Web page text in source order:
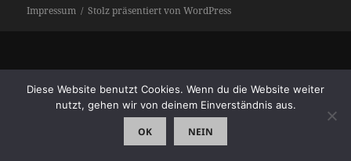
Impressum Stolz präsentiert von WordPress
Diese Website benutzt Cookies. Wenn du die Website weiter
nutzt, gehen wir von deinem Einverständnis aus.
OK NEIN